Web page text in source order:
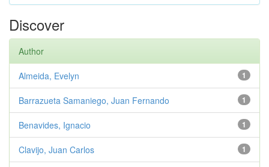
Discover
Author
1
Almeida, Evelyn
1
Barrazueta Samaniego, Juan Fernando
1
Benavides, Ignacio
1
Clavijo, Juan Carlos